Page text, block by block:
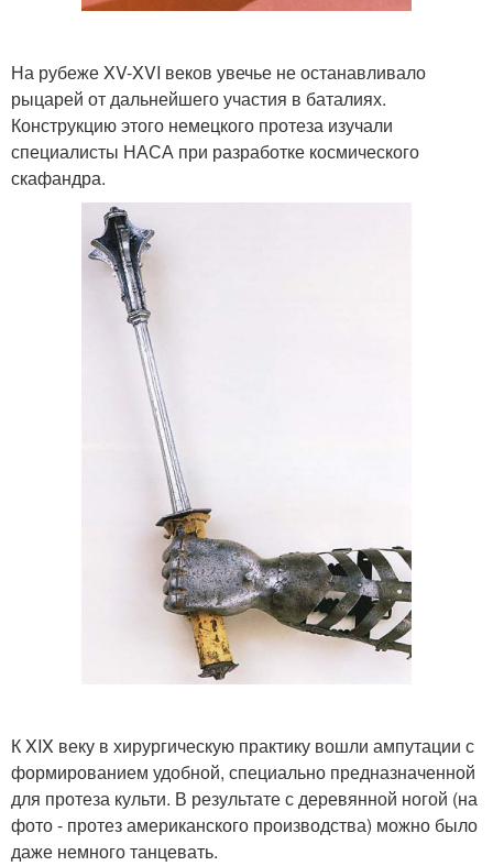
На рубеже XV-XVI веков увечье не останавливало
рыцарей от дальнейшего участия в баталиях.
Конструкцию этого немецкого протеза изучали
специалисты НАСА при разработке космического
скафандра.
К XIX веку в хирургическую практику вошли ампутации с
формированием удобной, специально предназначенной
для протеза культи. В результате с деревянной ногой (на
фото - протез американского производства) можно было
даже немного танцевать.